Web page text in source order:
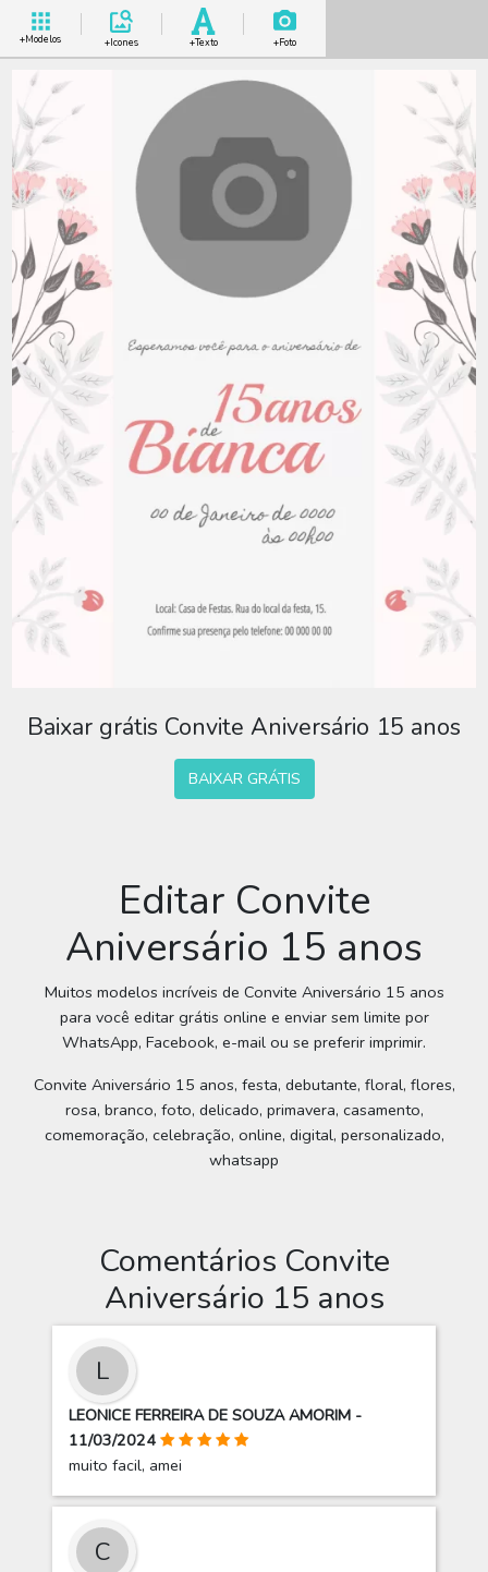
+Modelos +Icones +Texto +Foto
Baixar grátis Convite Aniversário 15 anos
BAIXAR GRÁTIS
Editar Convite
Aniversário 15 anos
Muitos modelos incríveis de Convite Aniversário 15 anos
para você editar grátis online e enviar sem limite por
WhatsApp, Facebook, e-mail ou se preferir imprimir.
Convite Aniversário 15 anos, festa, debutante, floral, flores,
rosa, branco, foto, delicado, primavera, casamento,
comemoração, celebração, online, digital, personalizado,
whatsapp
Comentários Convite
Aniversário 15 anos
L
LEONICE FERREIRA DE SOUZA AMORIM -
11/03/2024
muito facil, amei
C